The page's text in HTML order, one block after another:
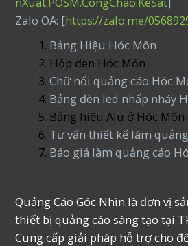
Zalo OA: [https://zalo.me/
Bảng Hiệu Hóc Môn
Hộp đèn Hóc Môn
Chữ nổi quảng cáo Hóc
Bảng đèn led nhấp nháy
Bảng hiệu Alu ở Hóc Môn
Tư vấn thiết kế làm
Báo giá làm quảng cáo
Quảng Cáo Góc Nhìn là đơn vị
thiết bị quảng cáo sáng tạo tại
Cung cấp giải pháp hỗ trợ cho